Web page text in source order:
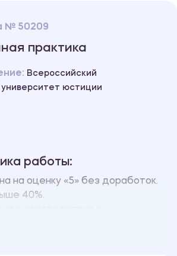
№ 50209
практика
Всероссийский
юстиции
работы:
на оценку «5» без доработок.
40%.
учебного заведения.